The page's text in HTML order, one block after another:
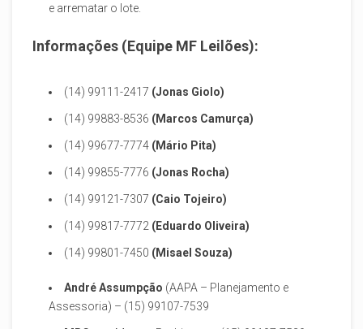
e arrematar o lote.
Informações (Equipe MF Leilões):
(14) 99111-2417 (Jonas Giolo)
(14) 99883-8536 (Marcos Camurça)
(14) 99677-7774 (Mário Pita)
(14) 99855-7776 (Jonas Rocha)
(14) 99121-7307 (Caio Tojeiro)
(14) 99817-7772 (Eduardo Oliveira)
(14) 99801-7450 (Misael Souza)
André Assumpção (AAPA – Planejamento e
Assessoria) – (15) 99107-7539